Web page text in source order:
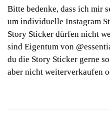
Bitte bedenke, dass ich mir
um individuelle Instagram
Story Sticker dürfen nicht
sind Eigentum von
du die Story Sticker gerne
aber nicht weiterverkaufen